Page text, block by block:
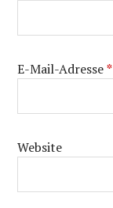
E-Mail-Adresse*
Website